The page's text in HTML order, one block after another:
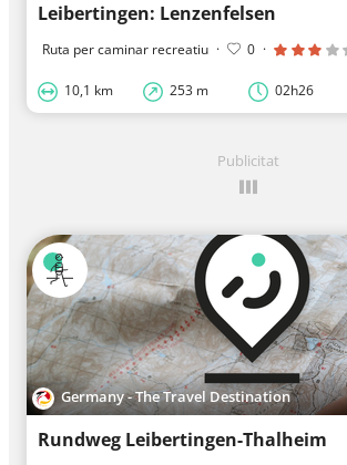
Leibertingen: Lenzenfelsen
Ruta per caminar recreatiu · 0 ·
10,1 km 253 m 02h26
Publicitat
Germany - The Travel Destination
Rundweg Leibertingen-Thalheim